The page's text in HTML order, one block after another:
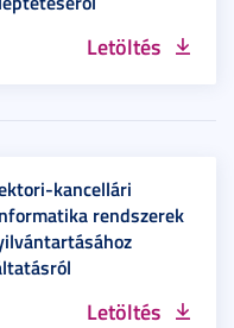
Letöltés
kancellári
rendszerek
Letöltés